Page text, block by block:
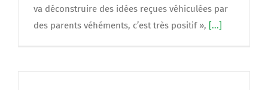
va déconstruire des idées reçues véhiculées par
des parents véhéments, c’est très positif », [...]